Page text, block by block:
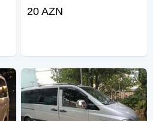
manitor, geniş salon, geniş baqaj,
20 AZN